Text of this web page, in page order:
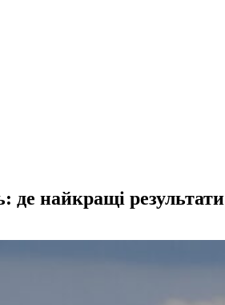
де найкращі результати